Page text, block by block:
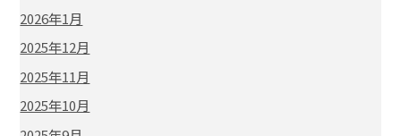
2026年1月
2025年12月
2025年11月
2025年10月